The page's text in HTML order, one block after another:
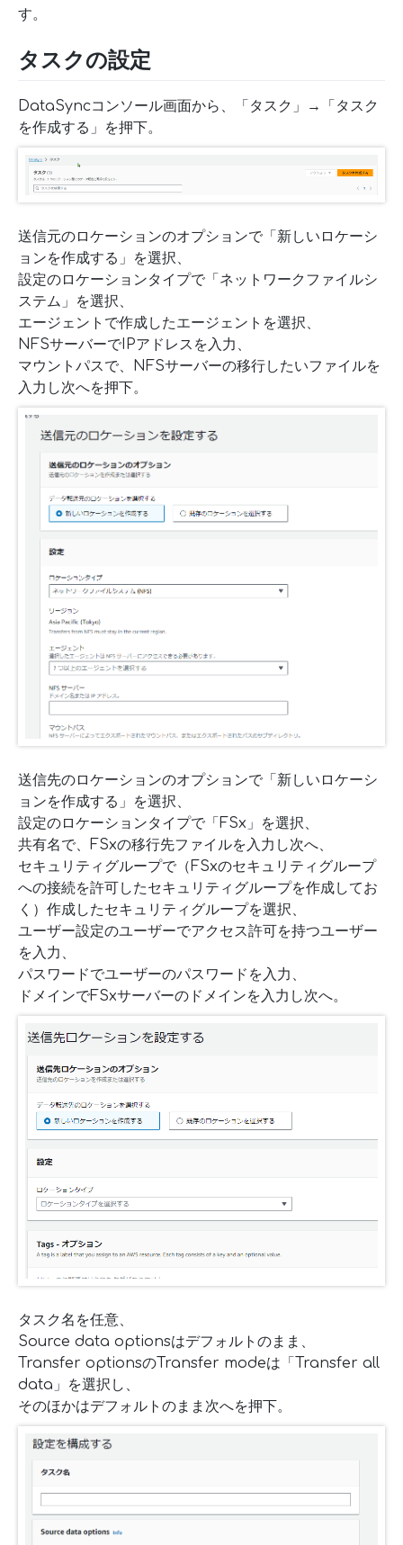
す。
タスクの設定
DataSyncコンソール画面から、「タスク」→「タスク
を作成する」を押下。
送信元のロケーションのオプションで「新しいロケーシ
ョンを作成する」を選択、
設定のロケーションタイプで「ネットワークファイルシ
ステム」を選択、
エージェントで作成したエージェントを選択、
NFSサーバーでIPアドレスを入力、
マウントパスで、NFSサーバーの移行したいファイルを
入力し次へを押下。
送信先のロケーションのオプションで「新しいロケーシ
ョンを作成する」を選択、
設定のロケーションタイプで「FSx」を選択、
共有名で、FSxの移行先ファイルを入力し次へ、
セキュリティグループで（FSxのセキュリティグループ
への接続を許可したセキュリティグループを作成してお
く）作成したセキュリティグループを選択、
ユーザー設定のユーザーでアクセス許可を持つユーザー
を入力、
パスワードでユーザーのパスワードを入力、
ドメインでFSxサーバーのドメインを入力し次へ。
タスク名を任意、
Source data optionsはデフォルトのまま、
Transfer optionsのTransfer modeは「Transfer all
data」を選択し、
そのほかはデフォルトのまま次へを押下。